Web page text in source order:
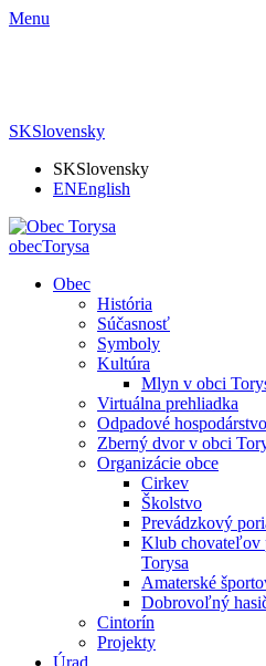
Menu
SKSlovensky
SKSlovensky
ENEnglish
obecTorysa
Obec
História
Súčasnosť
Symboly
Kultúra
Mlyn v obci
Virtuálna prehliadka
Odpadové hospodárstvo
Zberný dvor v obci
Organizácie obce
Cirkev
Školstvo
Prevádzkový
Klub chovateľov
Torysa
Amaterské
Dobrovoľný
Cintorín
Projekty
Úrad